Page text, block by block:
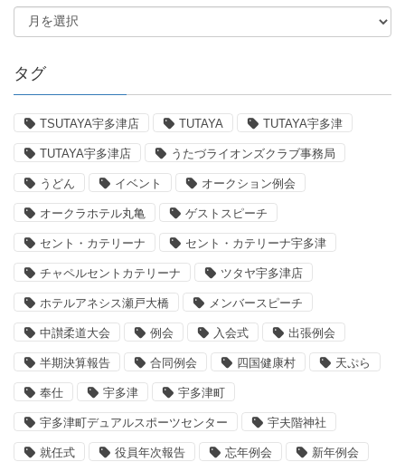
タグ
TSUTAYA宇多津店 TUTAYA TUTAYA宇多津
TUTAYA宇多津店 うたづライオンズクラブ事務局
うどん イベント オークション例会
オークラホテル丸亀 ゲストスピーチ
セント・カテリーナ セント・カテリーナ宇多津
チャペルセントカテリーナ ツタヤ宇多津店
ホテルアネシス瀬戸大橋 メンバースピーチ
中讃柔道大会 例会 入会式 出張例会
半期決算報告 合同例会 四国健康村 天ぷら
奉仕 宇多津 宇多津町
宇多津町デュアルスポーツセンター 宇夫階神社
就任式 役員年次報告 忘年例会 新年例会